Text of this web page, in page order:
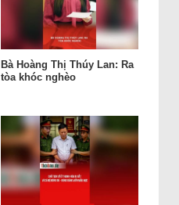
Bà Hoàng Thị Thúy Lan: Ra
tòa khóc nghèo